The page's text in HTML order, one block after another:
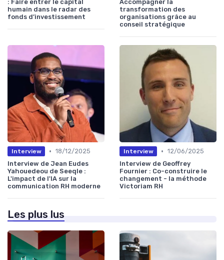
: Faire entrer le capital
humain dans le radar des
fonds d’investissement
Accompagner la
transformation des
organisations grâce au
conseil stratégique
Interview • 18/12/2025
Interview de Jean Eudes
Yahouedeou de Seeqle :
L'impact de l'IA sur la
communication RH moderne
Interview • 12/06/2025
Interview de Geoffrey
Fournier : Co-construire le
changement - la méthode
Victoriam RH
Les plus lus